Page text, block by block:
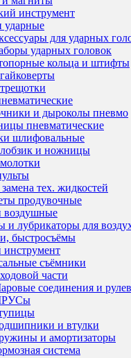
инструмент
ударные
для ударных
ударных головок
кольца и штифты
и дыроколы пневмо
пневматические
шлифовальные
и ножницы
тех. жидкостей
продувочные
и лубрикаторы для
быстросъёмы
съёмники
части
соединения и
и втулки
и амортизаторы
система